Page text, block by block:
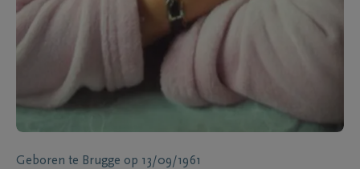
Geboren te Brugge op 13/09/1961